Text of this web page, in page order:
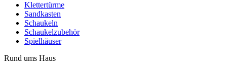
Klettertürme
Sandkasten
Schaukeln
Schaukelzubehör
Spielhäuser
Rund ums Haus